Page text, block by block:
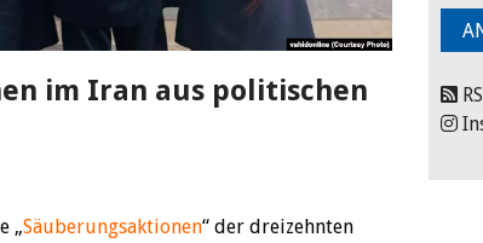
im Iran aus politischen
„Säuberungsaktionen“ der dreizehnten